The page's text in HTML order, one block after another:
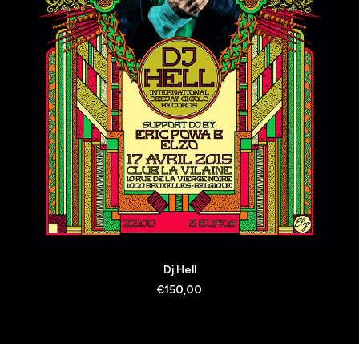
AJOUTER AU PANIER
Dj Hell
€150,00